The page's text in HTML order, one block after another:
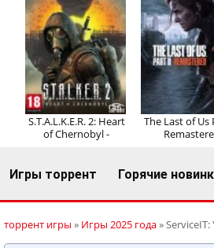
S.T.A.L.K.E.R. 2: Heart
of Chernobyl -
The Last of Us
Игры торрент Горячие
торрент игры » Игры 2025 года»